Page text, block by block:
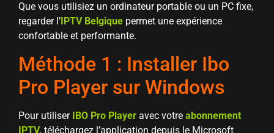
Que vous utilisiez un ordinateur portable ou un PC fixe,
regarder l’ IPTV Belgique permet une expérience
confortable et performante.
Méthode 1 : Installer Ibo
Pro Player sur Windows
Pour utiliser IBO Pro Player avec votre abonnement
IPTV, téléchargez l’application depuis le Microsoft